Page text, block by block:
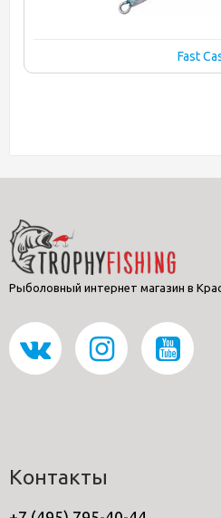
Fast
Рыболовный интернет магазин в
Контакты